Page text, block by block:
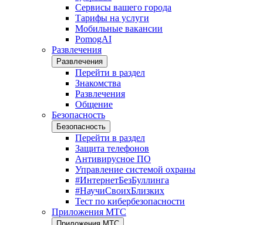
Сервисы вашего города
Тарифы на услуги
Мобильные вакансии
PomogAI
Развлечения
Развлечения
Перейти в раздел
Знакомства
Развлечения
Общение
Безопасность
Безопасность
Перейти в раздел
Защита телефонов
Антивирусное ПО
Управление системой охраны
#ИнтернетБезБуллинга
#НаучиСвоихБлизких
Тест по кибербезопасности
Приложения МТС